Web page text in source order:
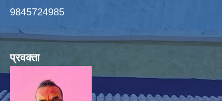
9845724985
प्रवक्ता